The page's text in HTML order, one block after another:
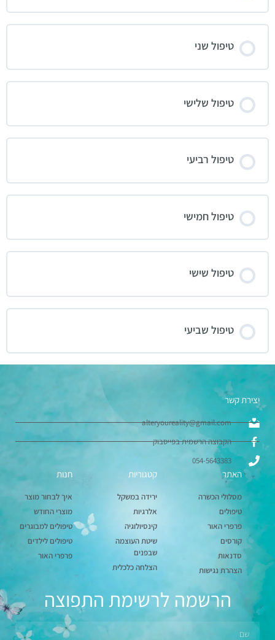
טיפול שני
טיפול שלישי
טיפול רביעי
טיפול חמישי
טיפול שישי
טיפול שביעי
יצירת קשר
alteryoureality@gmail.com
הקבוצה הרשמית בפייסבוק
054-5643383
האתר
מסלולי הכשרה
טיפולים
פרפרי האור
קורסים
סדנאות
הצהרת נגישות
קטגוריות
ירידה במשקל
אלרגיות
קינסיולוגיה
שיטת העוצמה
שבפנים
הצלחה כלכלית
חנות
איך לבחור מוצר
מוצרי החודש
טיפולים למבוגרים
טיפולים לילדים
פרפרי האור
הרשמה לרשימת התפוצה